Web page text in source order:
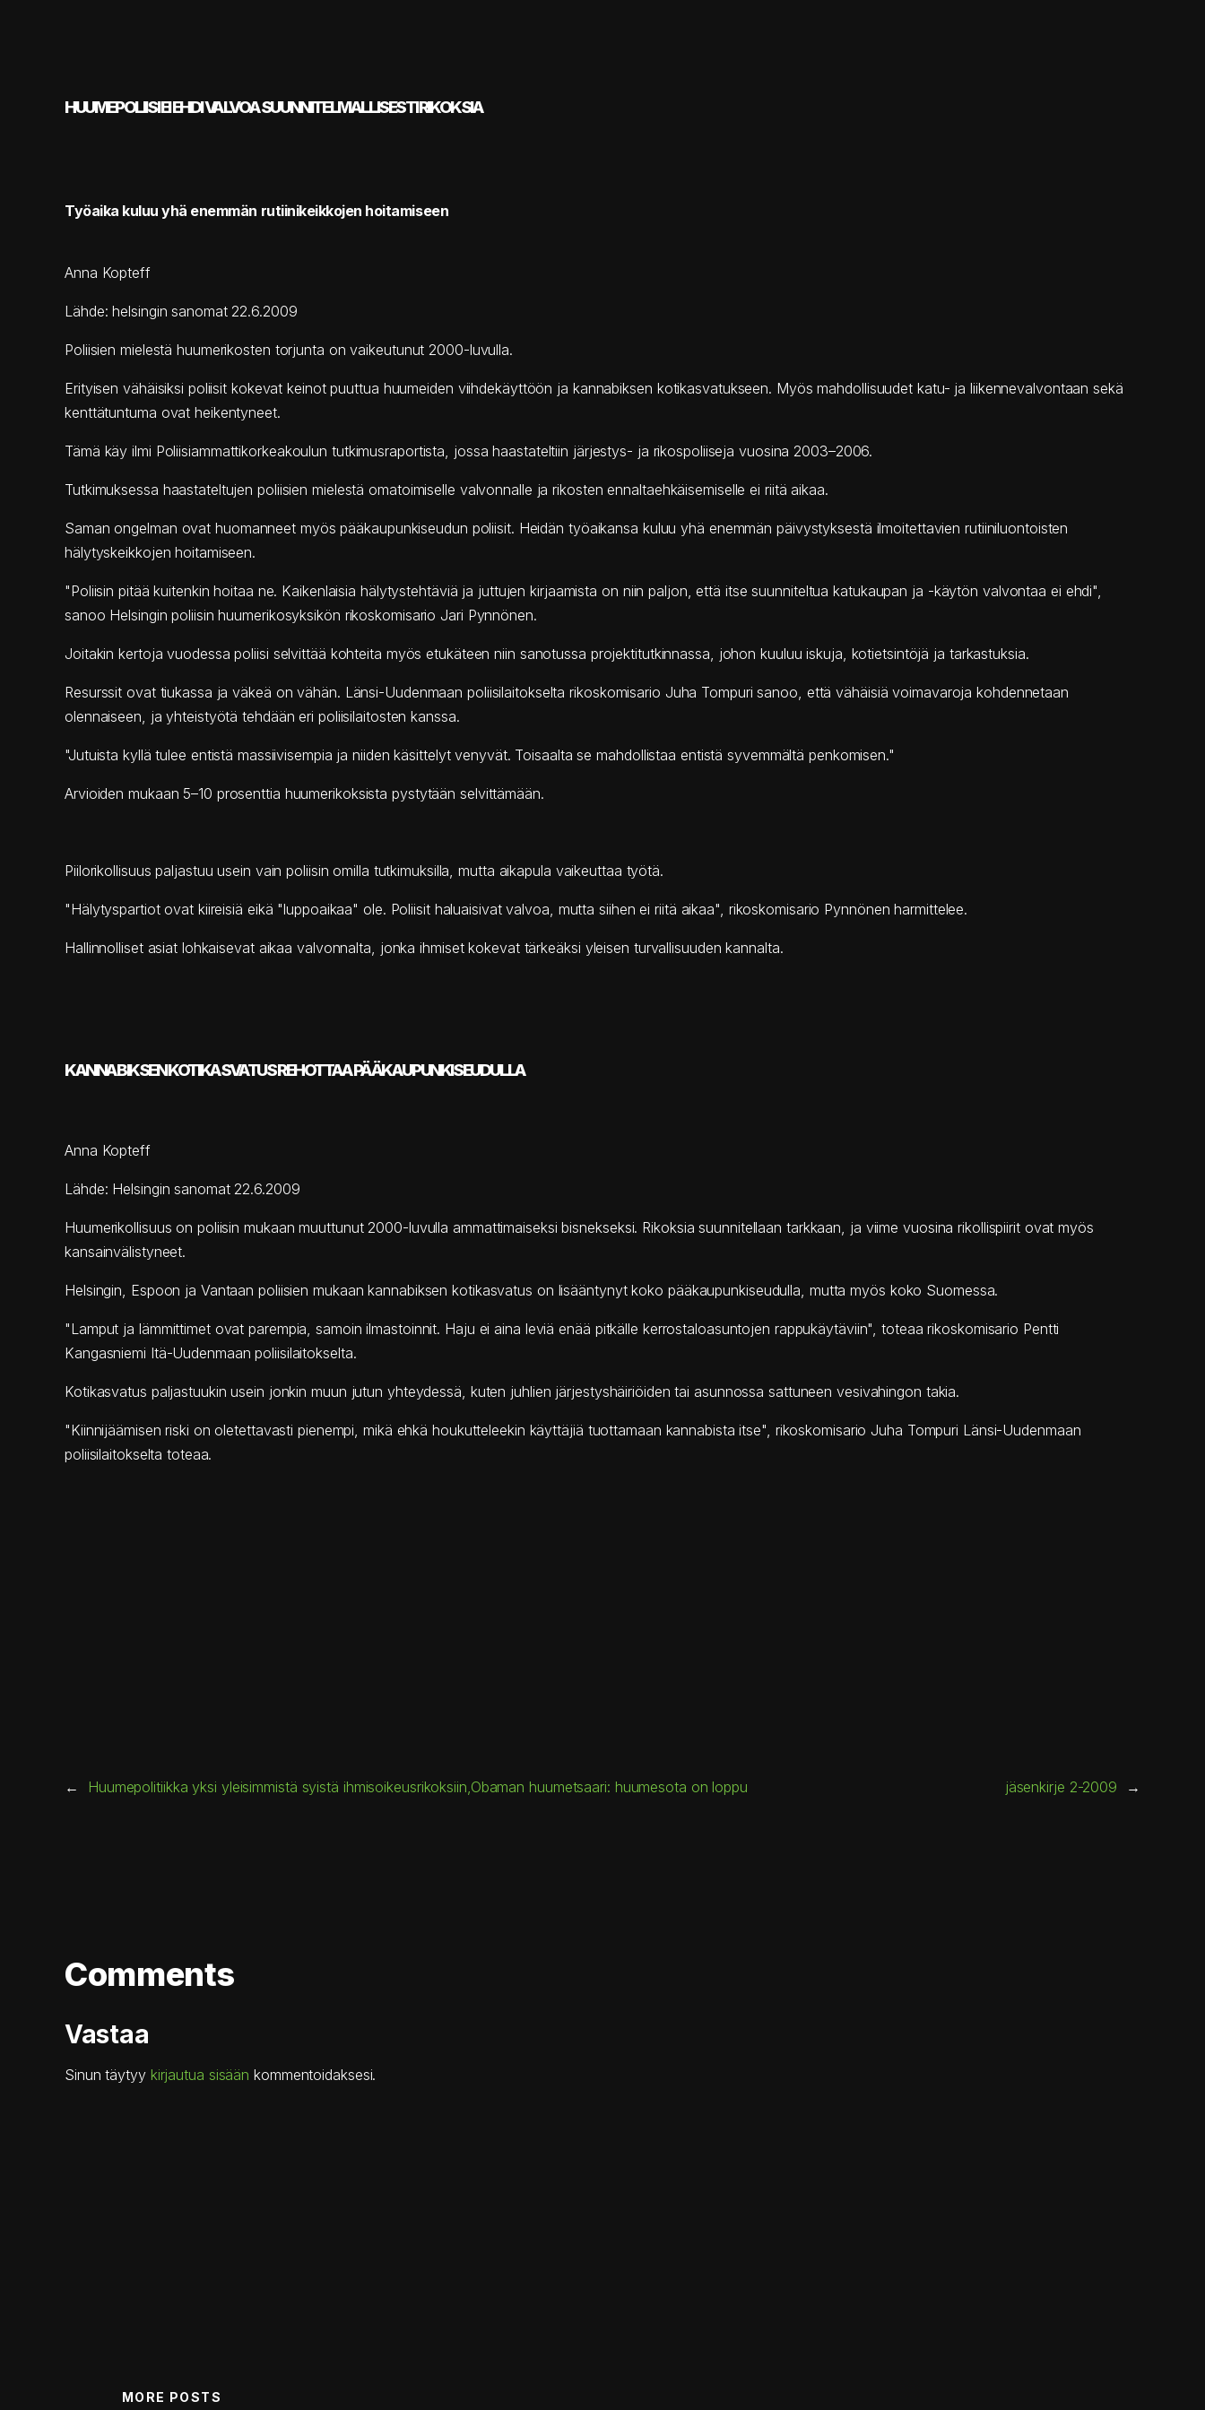
HUUMEPOLIISI EI EHDI VALVOA SUUNNITELMALLISESTI RIKOKSIA
Työaika kuluu yhä enemmän rutiinikeikkojen hoitamiseen
Anna Kopteff
Lähde: helsingin sanomat 22.6.2009
Poliisien mielestä huumerikosten torjunta on vaikeutunut 2000-luvulla.
Erityisen vähäisiksi poliisit kokevat keinot puuttua huumeiden viihdekäyttöön ja kannabiksen kotikasvatukseen. Myös mahdollisuudet katu- ja liikennevalvontaan sekä
kenttätuntuma ovat heikentyneet.
Tämä käy ilmi Poliisiammattikorkeakoulun tutkimusraportista, jossa haastateltiin järjestys- ja rikospoliiseja vuosina 2003–2006.
Tutkimuksessa haastateltujen poliisien mielestä omatoimiselle valvonnalle ja rikosten ennaltaehkäisemiselle ei riitä aikaa.
Saman ongelman ovat huomanneet myös pääkaupunkiseudun poliisit. Heidän työaikansa kuluu yhä enemmän päivystyksestä ilmoitettavien rutiiniluontoisten
hälytyskeikkojen hoitamiseen.
"Poliisin pitää kuitenkin hoitaa ne. Kaikenlaisia hälytystehtäviä ja juttujen kirjaamista on niin paljon, että itse suunniteltua katukaupan ja -käytön valvontaa ei ehdi",
sanoo Helsingin poliisin huumerikosyksikön rikoskomisario Jari Pynnönen.
Joitakin kertoja vuodessa poliisi selvittää kohteita myös etukäteen niin sanotussa projektitutkinnassa, johon kuuluu iskuja, kotietsintöjä ja tarkastuksia.
Resurssit ovat tiukassa ja väkeä on vähän. Länsi-Uudenmaan poliisilaitokselta rikoskomisario Juha Tompuri sanoo, että vähäisiä voimavaroja kohdennetaan
olennaiseen, ja yhteistyötä tehdään eri poliisilaitosten kanssa.
"Jutuista kyllä tulee entistä massiivisempia ja niiden käsittelyt venyvät. Toisaalta se mahdollistaa entistä syvemmältä penkomisen."
Arvioiden mukaan 5–10 prosenttia huumerikoksista pystytään selvittämään.
Piilorikollisuuspaljastuu usein vain poliisin omilla tutkimuksilla, mutta aikapula vaikeuttaa työtä.
"Hälytyspartiot ovat kiireisiä eikä "luppoaikaa" ole. Poliisit haluaisivat valvoa, mutta siihen ei riitä aikaa", rikoskomisario Pynnönen harmittelee.
Hallinnolliset asiat lohkaisevat aikaa valvonnalta, jonka ihmiset kokevat tärkeäksi yleisen turvallisuuden kannalta.
KANNABIKSEN KOTIKASVATUS REHOTTAA PÄÄKAUPUNKISEUDULLA
Anna Kopteff
Lähde: Helsingin sanomat 22.6.2009
Huumerikollisuus on poliisin mukaan muuttunut 2000-luvulla ammattimaiseksi bisnekseksi. Rikoksia suunnitellaan tarkkaan, ja viime vuosina rikollispiirit ovat myös
kansainvälistyneet.
Helsingin, Espoon ja Vantaan poliisien mukaan kannabiksen kotikasvatus on lisääntynyt koko pääkaupunkiseudulla, mutta myös koko Suomessa.
"Lamput ja lämmittimet ovat parempia, samoin ilmastoinnit. Haju ei aina leviä enää pitkälle kerrostaloasuntojen rappukäytäviin", toteaa rikoskomisario Pentti
Kangasniemi Itä-Uudenmaan poliisilaitokselta.
Kotikasvatus paljastuukin usein jonkin muun jutun yhteydessä, kuten juhlien järjestyshäiriöiden tai asunnossa sattuneen vesivahingon takia.
"Kiinnijäämisen riski on oletettavasti pienempi, mikä ehkä houkutteleekin käyttäjiä tuottamaan kannabista itse", rikoskomisario Juha Tompuri Länsi-Uudenmaan
poliisilaitokselta toteaa.
← Huumepolitiikka yksi yleisimmistä syistä ihmisoikeusrikoksiin,Obaman huumetsaari: huumesota on loppu jäsenkirje 2-2009 →
Comments
Vastaa
Sinun täytyy kirjautua sisään kommentoidaksesi.
MORE POSTS